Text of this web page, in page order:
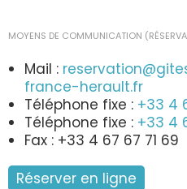
MOYENS DE COMMUNICATION
Mail :
france-herault.fr
Téléphone fixe : +33 4
Téléphone fixe : +33 4
Fax : +33 4 67 67 71 69
Réserver en ligne